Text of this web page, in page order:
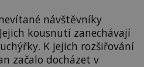
návštěvníky
kousnutí zanechávají
K jejich rozšiřování
začalo docházet v